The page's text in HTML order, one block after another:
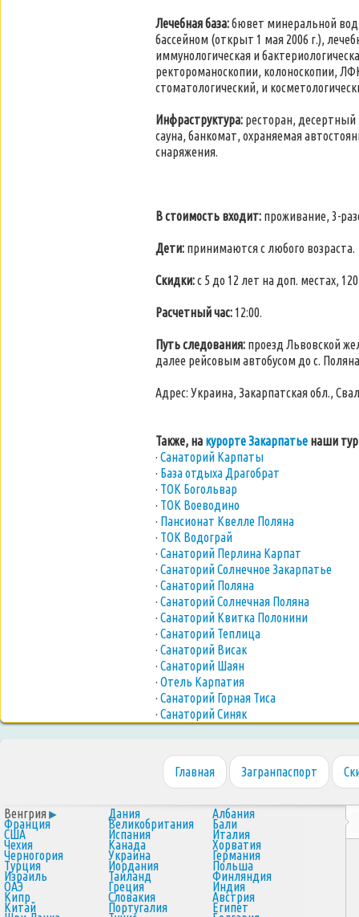
Лечебная база:бювет минеральной
бассейном (открыт 1 мая 2006 г.),
иммунологическая и
ректороманоскопии, колоноскопии,
стоматологический, и
Инфраструктура: ресторан, десертный
сауна, банкомат, охраняемая
снаряжения.
В стоимость входит: проживание, 3-
Дети: принимаются с любого возраста.
Скидки:с 5 до 12 лет на доп. местах,
Расчетный час: 12:00.
Путь следования: проезд Львовской
далее рейсовым автобусом до с.
Адрес: Украина, Закарпатская обл.,
Также, на курорте Закарпатье наши
· Санаторий Карпаты
· База отдыха Драгобрат
· ТОК Богольвар
· ТОК Воеводино
· Пансионат Квелле Поляна
· ТОК Водограй
· Санаторий Перлина Карпат
· Санаторий Солнечное Закарпатье
· Санаторий Поляна
· Санаторий Солнечная Поляна
· Санаторий Квитка Полонини
· Санаторий Теплица
· Санаторий Висак
· Санаторий Шаян
· Отель Карпатия
· Санаторий Горная Тиса
· Санаторий Синяк
Главная Загранпаспорт
Венгрия Дания Албания
Франция Великобритания Бали
США Испания Италия
Чехия Канада Хорватия
Черногория Украина Германия
Турция Иордания Польша
Израиль Таиланд Финляндия
ОАЭ Греция Индия
Кипр Словакия Австрия
Китай Португалия Египет